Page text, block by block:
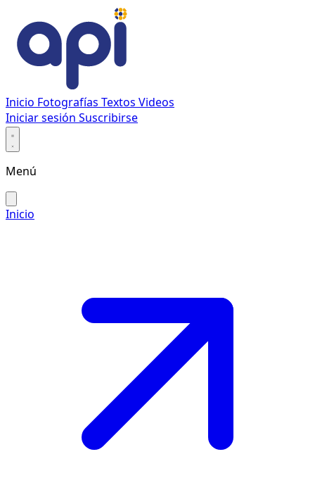
Inicio Fotografías Textos Videos
Iniciar sesión Suscribirse
Menú
Inicio